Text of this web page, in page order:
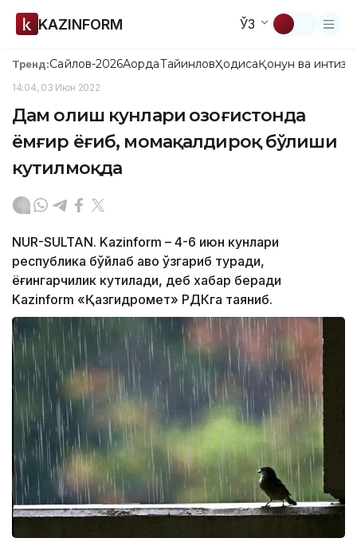
KAZINFORM ЎЗ
Тренд:Сайлов-2026АқордаТайинловҲодисаҚонун ва
14:04, 03 Июн 2022
Дам олиш кунлари Қозоғистонда
ёмғир ёғиб, момақалдироқ бўлиши
кутилмоқда
NUR-SULTAN. Kazinform – 4-6 июн кунлари
республика бўйлаб ҳаво ўзгариб туради,
ёғингарчилик кутилади, деб хабар беради
Kazinform «Қазгидромет» РДКга таяниб.